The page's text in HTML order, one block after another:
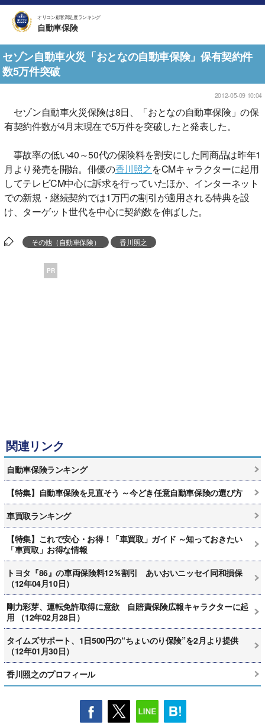
オリコン顧客満足度ランキング
自動車保険
セゾン自動車火災「おとなの自動車保険」保有契約件
数5万件突破
2012-05-09 10:04
セゾン自動車火災保険は8日、「おとなの自動車保険」の保
有契約件数が4月末現在で5万件を突破したと発表した。
事故率の低い40～50代の保険料を割安にした同商品は昨年1
月より発売を開始。俳優の香川照之をCMキャラクターに起用
してテレビCM中心に訴求を行っていたほか、インターネット
での新規・継続契約では1万円の割引が適用される特典を設
け、ターゲット世代を中心に契約数を伸ばした。
その他（自動車保険） 香川照之
PR
関連リンク
自動車保険ランキング
【特集】自動車保険を見直そう ～今どき任意自動車保険の選び方
車買取ランキング
【特集】これで安心・お得！「車買取」ガイド ～知っておきたい
「車買取」お得な情報
トヨタ『86』の車両保険料12％割引 あいおいニッセイ同和損保
（12年04月10日）
剛力彩芽、運転免許取得に意欲 自賠責保険広報キャラクターに起
用 （12年02月28日）
タイムズサポート、1日500円の“ちょいのり保険”を2月より提供
（12年01月30日）
香川照之のプロフィール